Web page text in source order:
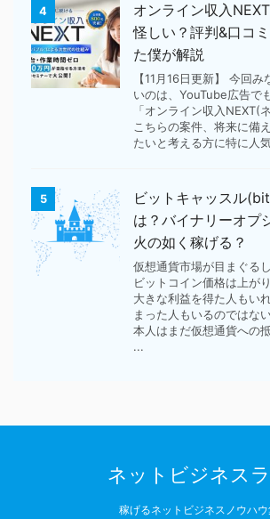
4
オンライン収入
怪しい？評判&口コ
た僕が解説
【11月16日更新】 今回
いのは、YouTube広告で
「オンライン収入NEXT(
こちらの案件、将来に備
たいと考える方に特に人
5
ビットキャッスル
は？バイナリーオプ
火の如く稼げる？
仮想通貨市場が目まぐる
ビットコイン価格は上が
大きな利益を得た人もい
まった人もいるのではな
本人はまだ仮想通貨への
...
ネットビジネス
稼げるネットビジネスノウハ